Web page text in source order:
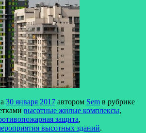
30 января 2017 автором Sem в рубрике
высотные жилые комплексы,
защита,
высотных зданий.